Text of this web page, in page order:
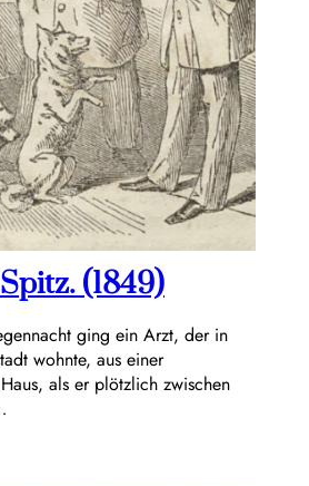
(1849)
ging ein Arzt, der in
wohnte, aus einer
als er plötzlich zwischen